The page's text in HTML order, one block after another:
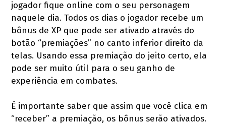
jogador fique online com o seu personagem
naquele dia. Todos os dias o jogador recebe um
bônus de XP que pode ser ativado através do
botão “premiações” no canto inferior direito da
telas. Usando essa premiação do jeito certo, ela
pode ser muito útil para o seu ganho de
experiência em combates.
É importante saber que assim que você clica em
“receber” a premiação, os bônus serão ativados.